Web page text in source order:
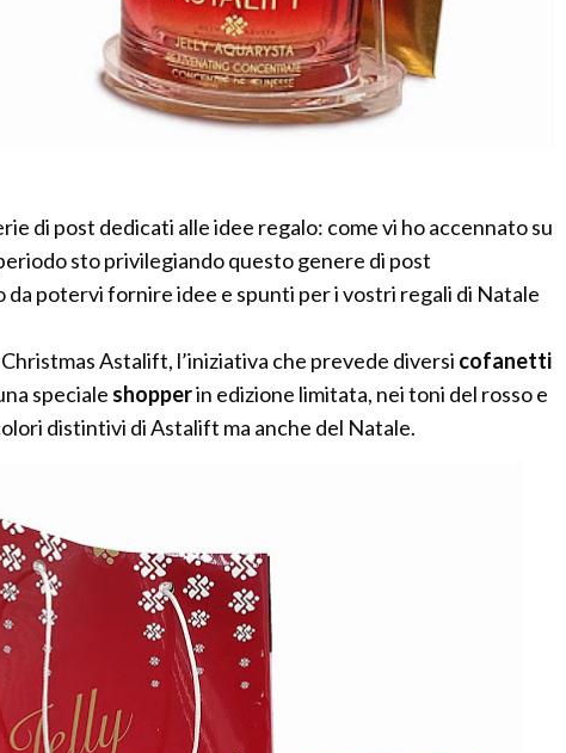
di post dedicati alle idee regalo: come vi ho accennato su
sto privilegiando questo genere di post
da potervi fornire idee e spunti per i vostri regali di Natale
Astalift, l’iniziativa che prevede diversi cofanetti
speciale shopperin edizione limitata, nei toni del rosso e
distintivi di Astalift ma anche del Natale.